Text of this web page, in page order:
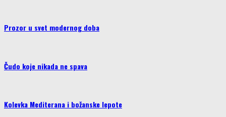
Prozor u svet modernog doba
Čudo koje nikada ne spava
Kolevka Mediterana i božanske lepote